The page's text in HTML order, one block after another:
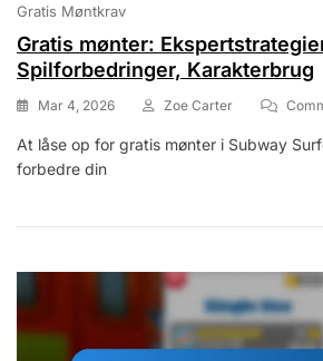
Gratis Møntkrav
Gratis mønter:
Spilforbedringer, Karakterbrug
Mar 4, 2026 Zoe Carter
At låse op for gratis mønter i Subway
forbedre din